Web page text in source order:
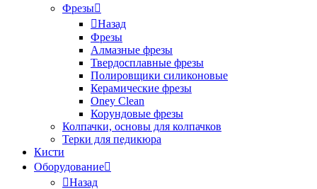
Фрезы
Назад
Фрезы
Алмазные фрезы
Твердосплавные фрезы
Полировщики силиконовые
Керамические фрезы
Oney Clean
Корундовые фрезы
Колпачки, основы для колпачков
Терки для педикюра
Кисти
Оборудование
Назад